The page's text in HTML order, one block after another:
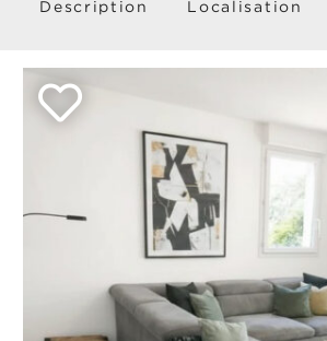
Description Localisation